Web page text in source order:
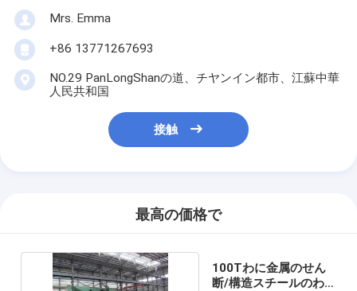
Mrs. Emma
+86 13771267693
NO.29 PanLongShanの道、チヤンイン都市、江蘇中華
人民共和国
接触
最高の価格で
100Tわに金属のせん
断/構造スチールのわ